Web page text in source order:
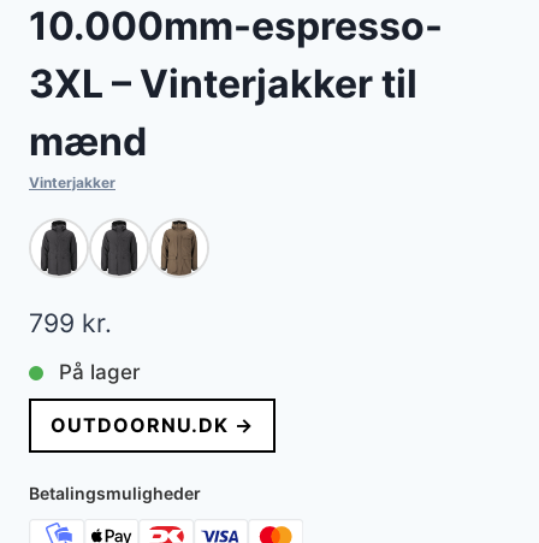
10.000mm-espresso-
3XL – Vinterjakker til
mænd
Vinterjakker
799 kr.
På lager
OUTDOORNU.DK →
Betalingsmuligheder